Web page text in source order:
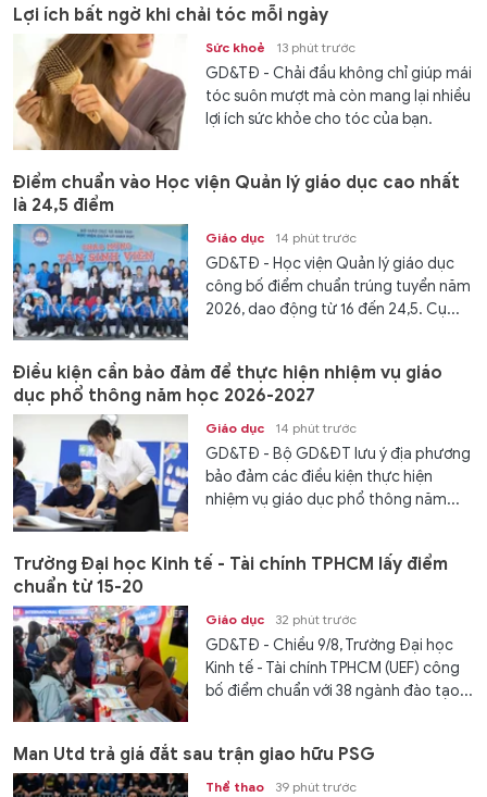
Lợi ích bất ngờ khi chải tóc mỗi ngày
Sức khoẻ 13 phút trước
GD&TĐ - Chải đầu không chỉ giúp mái
tóc suôn mượt mà còn mang lại nhiều
lợi ích sức khỏe cho tóc của bạn.
Điểm chuẩn vào Học viện Quản lý giáo dục cao nhất
là 24,5 điểm
Giáo dục 14 phút trước
GD&TĐ - Học viện Quản lý giáo dục
công bố điểm chuẩn trúng tuyển năm
2026, dao động từ 16 đến 24,5. Cụ...
Điều kiện cần bảo đảm để thực hiện nhiệm vụ giáo
dục phổ thông năm học 2026-2027
Giáo dục 14 phút trước
GD&TĐ - Bộ GD&ĐT lưu ý địa phương
bảo đảm các điều kiện thực hiện
nhiệm vụ giáo dục phổ thông năm...
Trường Đại học Kinh tế - Tài chính TPHCM lấy điểm
chuẩn từ 15-20
Giáo dục 32 phút trước
GD&TĐ - Chiều 9/8, Trường Đại học
Kinh tế - Tài chính TPHCM (UEF) công
bố điểm chuẩn với 38 ngành đào tạo...
Man Utd trả giá đắt sau trận giao hữu PSG
Thể thao 39 phút trước